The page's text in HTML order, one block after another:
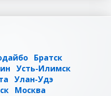
Братск
Усть-Илимск
Улан-Удэ
Москва